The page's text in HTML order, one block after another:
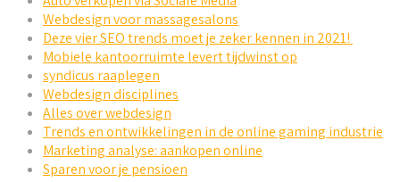
Webdesign voor massagesalons
Deze vier SEO trends moet je zeker kennen in 2021!
Mobiele kantoorruimte levert tijdwinst op
syndicus raaplegen
Webdesign disciplines
Alles over webdesign
Trends en ontwikkelingen in de online gaming industrie
Marketing analyse: aankopen online
Sparen voor je pensioen